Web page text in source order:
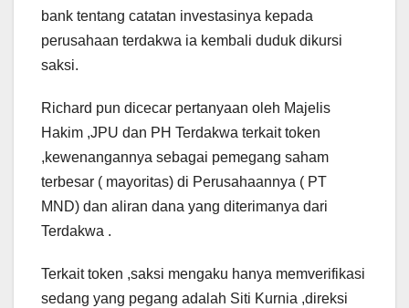
bank tentang catatan investasinya kepada
perusahaan terdakwa ia kembali duduk dikursi
saksi.
Richard pun dicecar pertanyaan oleh Majelis
Hakim ,JPU dan PH Terdakwa terkait token
,kewenangannya sebagai pemegang saham
terbesar ( mayoritas) di Perusahaannya ( PT
MND) dan aliran dana yang diterimanya dari
Terdakwa .
Terkait token ,saksi mengaku hanya memverifikasi
sedang yang pegang adalah Siti Kurnia ,direksi